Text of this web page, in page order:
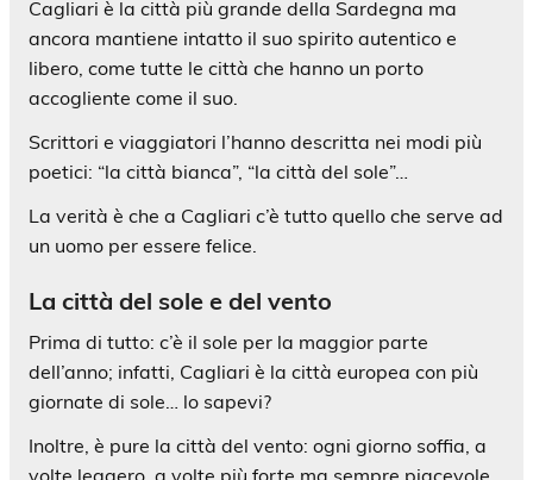
Cagliari è la città più grande della Sardegna ma
ancora mantiene intatto il suo spirito autentico e
libero, come tutte le città che hanno un porto
accogliente come il suo.
Scrittori e viaggiatori l’hanno descritta nei modi più
poetici: “la città bianca”, “la città del sole”…
La verità è che a Cagliari c’è tutto quello che serve ad
un uomo per essere felice.
La città del sole e del vento
Prima di tutto: c’è il sole per la maggior parte
dell’anno; infatti, Cagliari è la città europea con più
giornate di sole… lo sapevi?
Inoltre, è pure la città del vento: ogni giorno soffia, a